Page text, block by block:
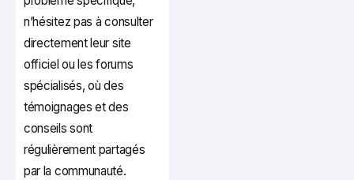
n’hésitez pas à consulter
directement leur site
officiel ou les forums
spécialisés, où des
témoignages et des
conseils sont
régulièrement partagés
par la communauté.